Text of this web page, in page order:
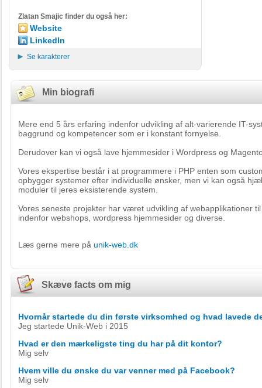
Zlatan Smajic finder du også her:
Website
LinkedIn
Se karakterer
Min biografi
Mere end 5 års erfaring indenfor udvikling af alt-varierende IT-
baggrund og kompetencer som er i konstant fornyelse.
Derudover kan vi også lave hjemmesider i Wordpress og
Vores ekspertise består i at programmere i PHP enten som
opbygger systemer efter individuelle ønsker, men vi kan også
moduler til jeres eksisterende system.
Vores seneste projekter har været udvikling af webapplikationer
indenfor webshops, wordpress hjemmesider og diverse.
Læs gerne mere på unik-web.dk
Skæve facts om mig
Hvornår startede du din første virksomhed og hvad lavede
Jeg startede Unik-Web i 2015
Hvad er den mærkeligste ting du har på dit kontor?
Mig selv
Hvem ville du ønske du var venner med på Facebook?
Mig selv